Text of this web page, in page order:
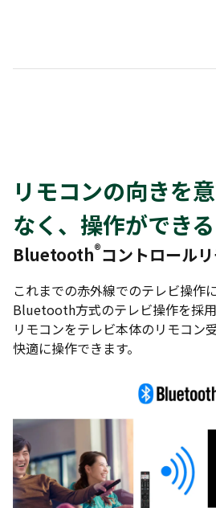
リモコンの向きを
なく、操作ができる
Bluetooth®コントロール
これまでの赤外線でのテレビ操作
Bluetooth方式のテレビ操作を採用
リモコンをテレビ本体のリモコン
快適に操作できます。